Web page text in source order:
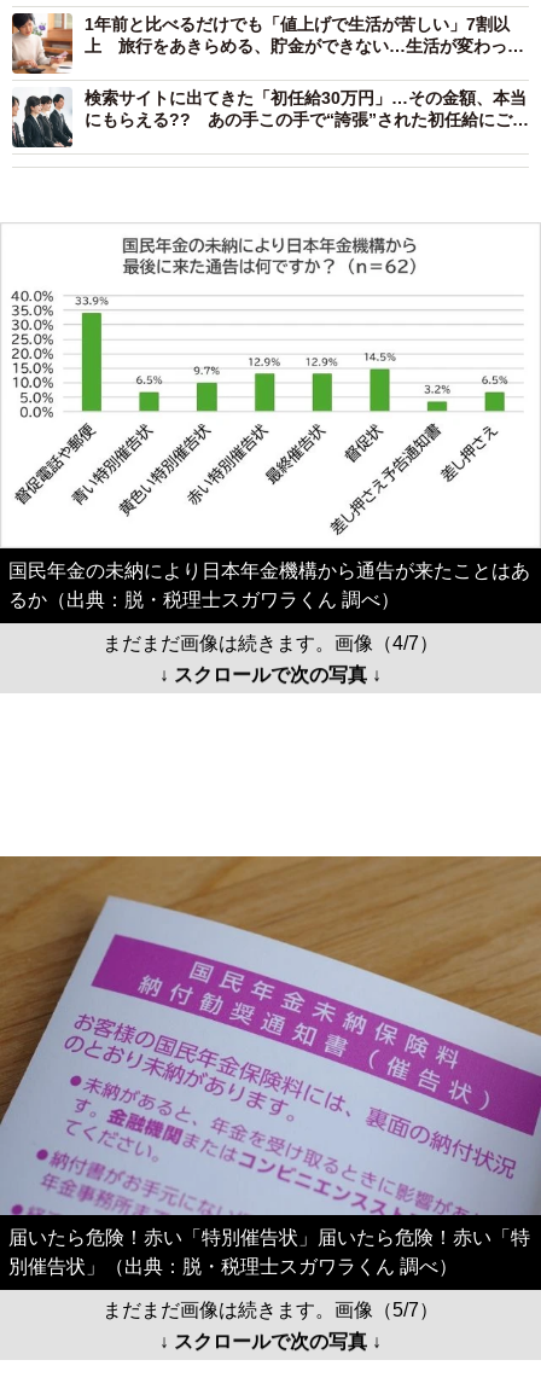
1年前と比べるだけでも「値上げで生活が苦しい」7割以
上 旅行をあきらめる、貯金ができない…生活が変わった
検索サイトに出てきた「初任給30万円」…その金額、本当
にもらえる?? あの手この手で“誇張”された初任給にご用
国民年金の未納により日本年金機構から通告が来たことはあ
るか（出典：脱・税理士スガワラくん 調べ）
まだまだ画像は続きます。画像（4/7）
↓ スクロールで次の写真 ↓
届いたら危険！赤い「特別催告状」届いたら危険！赤い「特
別催告状」（出典：脱・税理士スガワラくん 調べ）
まだまだ画像は続きます。画像（5/7）
↓ スクロールで次の写真 ↓